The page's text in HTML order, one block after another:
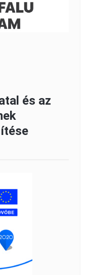
és az